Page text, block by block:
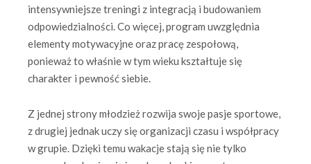
intensywniejsze treningi z integracją i budowaniem
odpowiedzialności. Co więcej, program uwzględnia
elementy motywacyjne oraz pracę zespołową,
ponieważ to właśnie w tym wieku kształtuje się
charakter i pewność siebie.
Z jednej strony młodzież rozwija swoje pasje sportowe,
z drugiej jednak uczy się organizacji czasu i współpracy
w grupie. Dzięki temu wakacje stają się nie tylko